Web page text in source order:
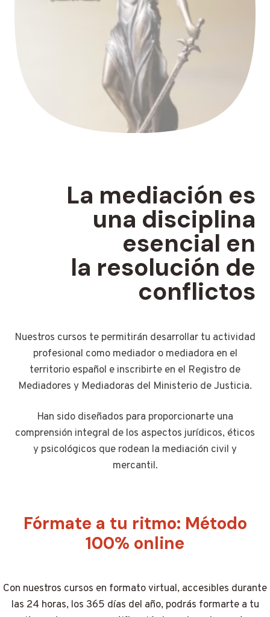
La mediación es
una disciplina
esencial en
la resolución de
conflictos
Nuestros cursos te permitirán desarrollar tu actividad
profesional como mediador o mediadora en el
territorio español e inscribirte en el Registro de
Mediadores y Mediadoras del Ministerio de Justicia.
Han sido diseñados para proporcionarte una
comprensión integral de los aspectos jurídicos, éticos
y psicológicos que rodean la mediación civil y
mercantil.
Fórmate a tu ritmo: Método
100% online
Con nuestros cursos en formato virtual, accesibles durante
las 24 horas, los 365 días del año, podrás formarte a tu